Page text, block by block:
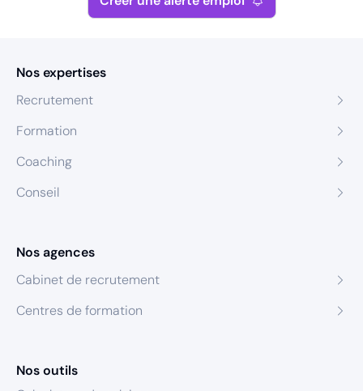
Nos expertises
Recrutement
Formation
Coaching
Conseil
Nos agences
Cabinet de recrutement
Centres de formation
Nos outils